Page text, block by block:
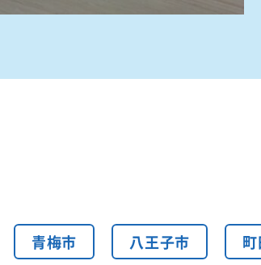
青梅市 八王子市